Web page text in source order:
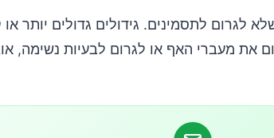
לגרום לתסמינים. גידולים גדולים יותר או
את מעברי האף או לגרום לבעיות נשימה,